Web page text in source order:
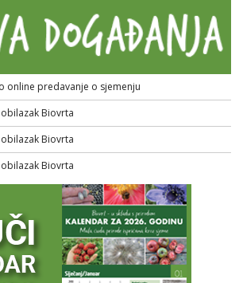
online predavanje o sjemenju
Biovrta
Biovrta
Biovrta